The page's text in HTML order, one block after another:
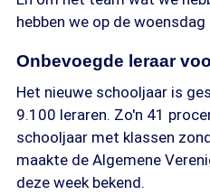
hebben we op de
Onbevoegde leraar
Het nieuwe schooljaar is
9.100 leraren. Zo'n 41
schooljaar met klassen
maakte de Algemene
deze week bekend.